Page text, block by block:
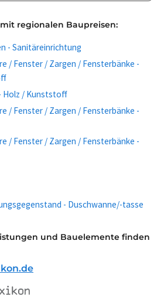
regionalen Baupreisen:
- Sanitäreinrichtung
/ Fenster / Zargen / Fensterbänke -
Holz / Kunststoff
/ Fenster / Zargen / Fensterbänke -
/ Fenster / Zargen / Fensterbänke -
- Duschwanne/-tasse
und Bauelemente finden